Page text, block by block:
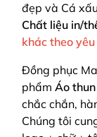
đẹp và Cá
Chất liệu in/
khác theo
Đồng phục
phẩm Áo
chắc chắn,
Chúng tôi